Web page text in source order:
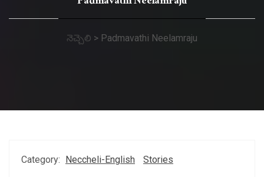
నెచ్చెలి > Padmavathi Neelamraju
Category: Neccheli-English Stories